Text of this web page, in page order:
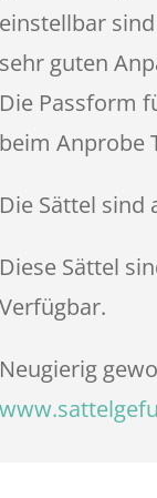
einstellbar
sehr guten
Die Passform
beim Anprobe
Die Sättel sind
Diese Sättel
Verfügbar.
Neugierig